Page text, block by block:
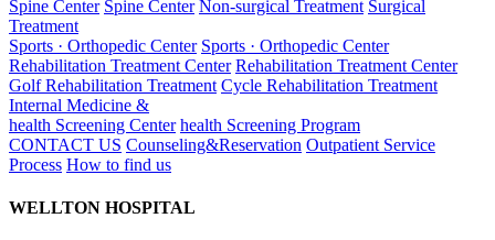
Spine Center Spine Center Non-surgical Treatment Surgical
Treatment
Sports · Orthopedic Center Sports · Orthopedic Center
Rehabilitation Treatment Center Rehabilitation Treatment Center
Golf Rehabilitation Treatment Cycle Rehabilitation Treatment
Internal Medicine &
health Screening Center health Screening Program
CONTACT US Counseling&Reservation Outpatient Service
Process How to find us
WELLTON HOSPITAL